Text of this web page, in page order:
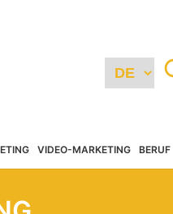
VIDEO-MARKETING BERUF